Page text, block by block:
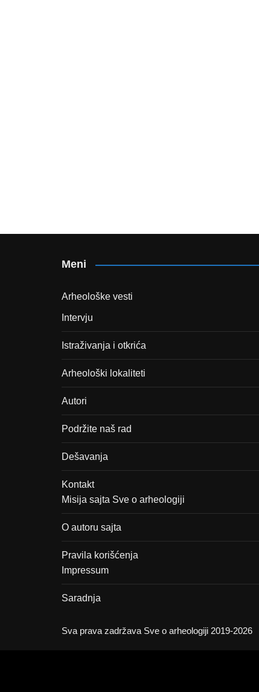
Meni
Arheološke vesti
Intervju
Istraživanja i otkrića
Arheološki lokaliteti
Autori
Podržite naš rad
Dešavanja
Kontakt
Misija sajta Sve o arheologiji
O autoru sajta
Pravila korišćenja
Impressum
Saradnja
Sva prava zadržava Sve o arheologiji 2019-2026